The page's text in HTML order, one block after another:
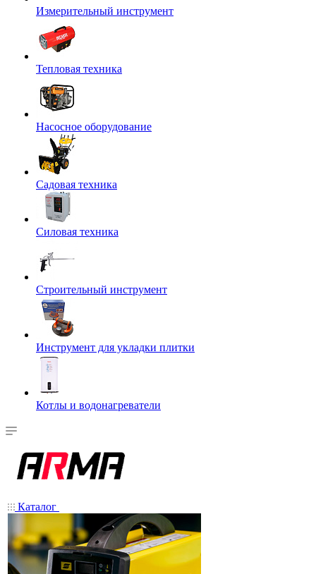
Измерительный инструмент
Тепловая техника
Насосное оборудование
Садовая техника
Силовая техника
Строительный инструмент
Инструмент для укладки плитки
Котлы и водонагреватели
Каталог